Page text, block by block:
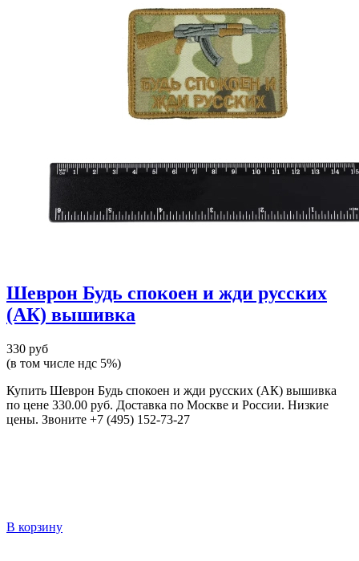
Шеврон Будь спокоен и жди русских
(АК) вышивка
330 руб
(в том числе ндс 5%)
Купить Шеврон Будь спокоен и жди русских (АК) вышивка
по цене 330.00 руб. Доставка по Москве и России. Низкие
цены. Звоните +7 (495) 152-73-27
В корзину